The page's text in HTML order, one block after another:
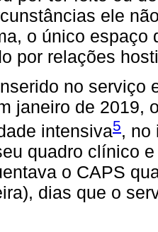
ele
o único espaço
por relações
no serviço
janeiro de 2019,
intensiva5, no
quadro clínico
o CAPS
dias que o